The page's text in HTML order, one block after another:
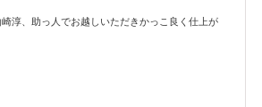
淳、助っ人でお越しいただきかっこ良く仕上が